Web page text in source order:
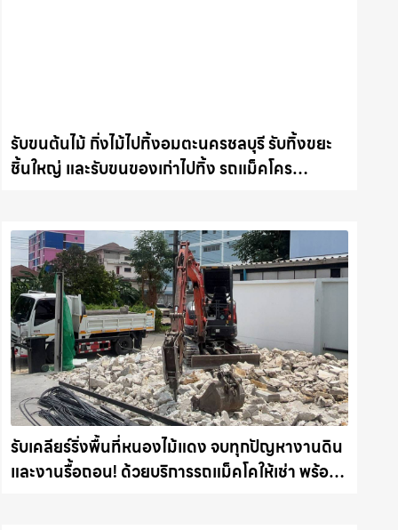
รับขนต้นไม้ กิ่งไม้ไปทิ้งอมตะนครชลบุรี รับทิ้งขยะ
ชิ้นใหญ่ และรับขนของเก่าไปทิ้ง รถแม็คโคร
รับเคลียร์ริ่งพื้นที่หนองไม้แดง จบทุกปัญหางานดิน
และงานรื้อถอน! ด้วยบริการรถแม็คโคให้เช่า พร้อม